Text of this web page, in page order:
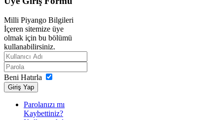
Milli Piyango Bilgileri
İçeren sitemize üye
olmak için bu bölümü
kullanabilirsiniz.
Beni Hatırla
Giriş Yap
Parolanızı mı
Kaybettiniz?